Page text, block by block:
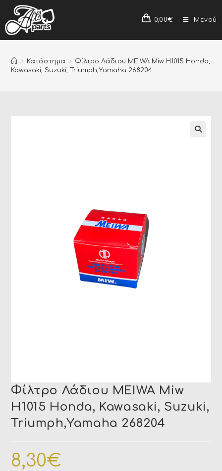
0,00€ Μενού
> Κατάστημα > Φίλτρο Λάδιου MEIWA Miw H1015 Honda,
Kawasaki, Suzuki, Triumph,Yamaha 268204
Φίλτρο Λάδιου MEIWA Miw
H1015 Honda, Kawasaki, Suzuki,
Triumph,Yamaha 268204
8,30€